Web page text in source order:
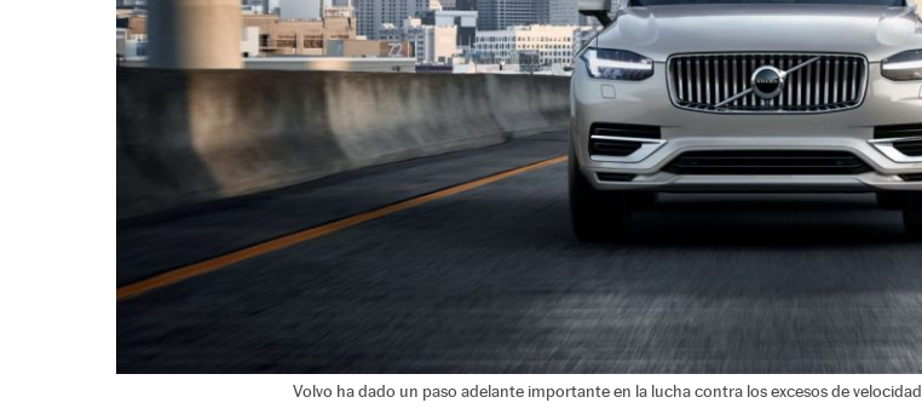
Volvo ha dado un paso adelante importante en la lucha contra los excesos de velocidad.